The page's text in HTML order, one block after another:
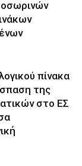
πίνακα
της
στο ΕΣ